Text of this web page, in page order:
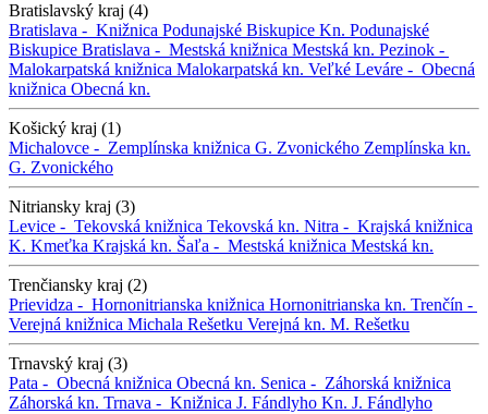
Bratislavský kraj (4)
Bratislava - Knižnica Podunajské Biskupice Kn. Podunajské
Biskupice Bratislava - Mestská knižnica Mestská kn. Pezinok -
Malokarpatská knižnica Malokarpatská kn. Veľké Leváre - Obecná
knižnica Obecná kn.
Košický kraj (1)
Michalovce - Zemplínska knižnica G. Zvonického Zemplínska kn.
G. Zvonického
Nitriansky kraj (3)
Levice - Tekovská knižnica Tekovská kn. Nitra - Krajská knižnica
K. Kmeťka Krajská kn. Šaľa - Mestská knižnica Mestská kn.
Trenčiansky kraj (2)
Prievidza - Hornonitrianska knižnica Hornonitrianska kn. Trenčín -
Verejná knižnica Michala Rešetku Verejná kn. M. Rešetku
Trnavský kraj (3)
Pata - Obecná knižnica Obecná kn. Senica - Záhorská knižnica
Záhorská kn. Trnava - Knižnica J. Fándlyho Kn. J. Fándlyho